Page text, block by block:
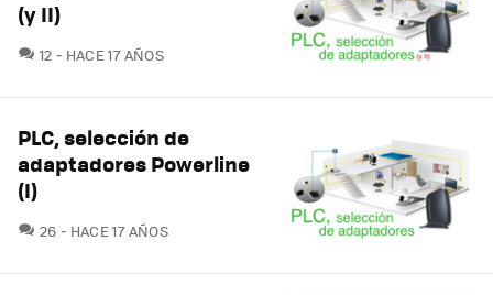
(y II)
12 COMENTARIOS
HACE 17 AÑOS
PLC, selección de
adaptadores Powerline
(I)
26 COMENTARIOS
HACE 17 AÑOS